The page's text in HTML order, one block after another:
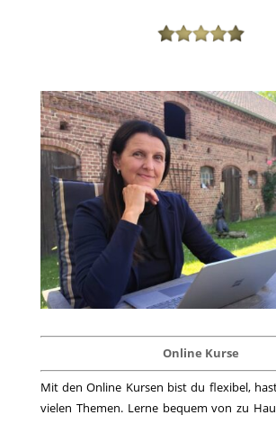
Online Kurse
Mit den Online Kursen bist du flexibel,
vielen Themen. Lerne bequem von zu